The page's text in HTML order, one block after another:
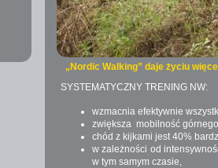
„Nordic Walking” daje życiu
SYSTEMATYCZNY TRENING NW:
wzmacnia efektywnie
zwiększa mobilność
chód z kijkami jest 40%
w zależności od
w tym samym czasie,